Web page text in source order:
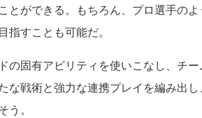
とができる。もちろん、プロ選手のよ
指すことも可能だ。
の固有アビリティを使いこなし、チー
な戦術と強力な連携プレイを編み出し
。